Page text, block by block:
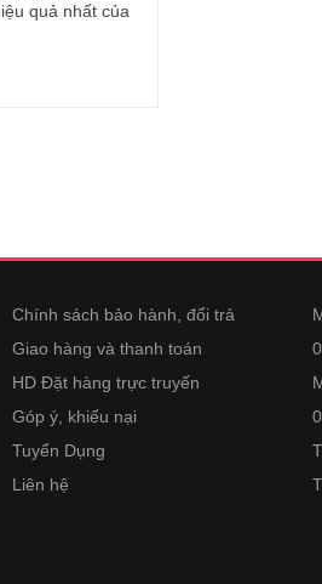
quả nhất của
Chính sách bảo hành, đổi trả
Giao hàng và thanh toán
HD Đặt hàng trực truyến
Góp ý, khiếu nại
Tuyển Dụng
Liên hệ